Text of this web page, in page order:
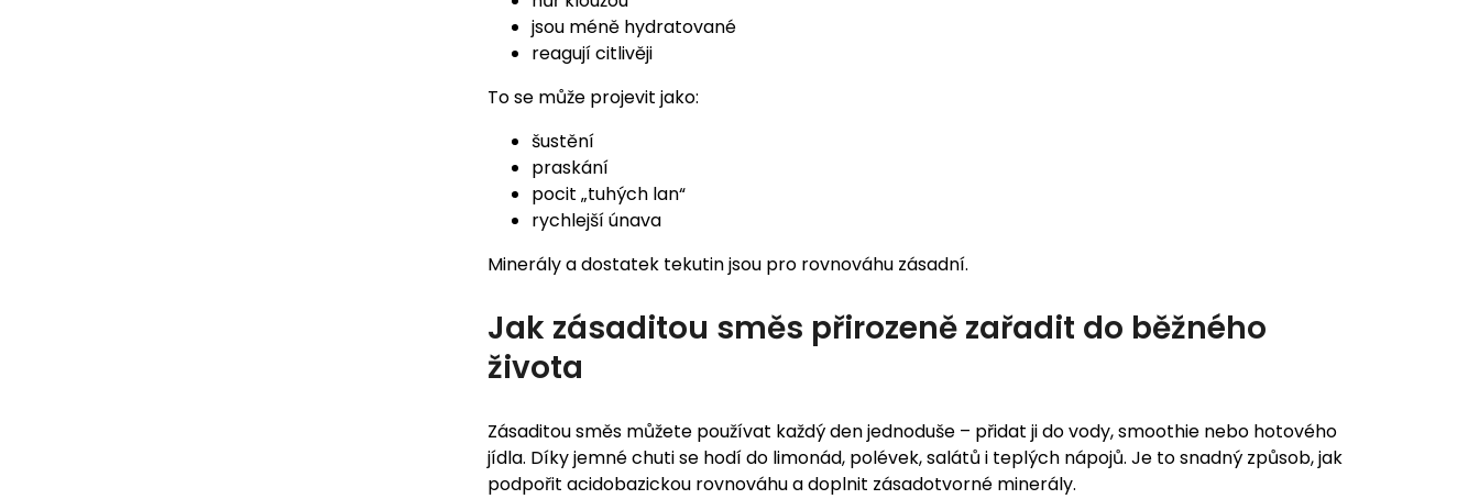
jsou méně hydratované
reagují citlivěji
To se může projevit jako:
šustění
praskání
pocit „tuhých lan“
rychlejší únava
Minerály a dostatek tekutin jsou pro rovnováhu zásadní.
Jak zásaditou směs přirozeně zařadit do běžného
života
Zásaditou směs můžete používat každý den jednoduše – přidat ji do vody, smoothie nebo hotového
jídla. Díky jemné chuti se hodí do limonád, polévek, salátů i teplých nápojů. Je to snadný způsob, jak
podpořit acidobazickou rovnováhu a doplnit zásadotvorné minerály.